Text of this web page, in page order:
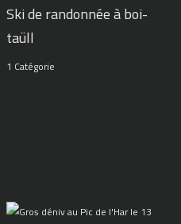
Ski de randonnée à boi-
taüll
1 Catégorie